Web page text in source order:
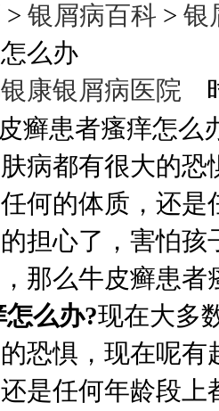
> 银屑病百科 > 银
么办
康银屑病医院
癣患者瘙痒怎么
病都有很大的
何的体质，还
担心了，害怕
那么牛皮癣患者
么办?现在大多
恐惧，现在呢
是任何年龄段